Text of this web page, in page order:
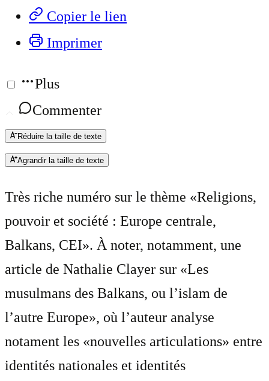
Copier le lien
Imprimer
Plus
Commenter
Réduire la taille de texte
Agrandir la taille de texte
Très riche numéro sur le thème «Religions,
pouvoir et société : Europe centrale,
Balkans, CEI». À noter, notamment, une
article de Nathalie Clayer sur «Les
musulmans des Balkans, ou l’islam de
l’autre Europe», où l’auteur analyse
notament les «nouvelles articulations» entre
identités nationales et identités